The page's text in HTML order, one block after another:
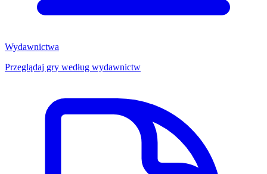
Wydawnictwa
Przeglądaj gry według wydawnictw